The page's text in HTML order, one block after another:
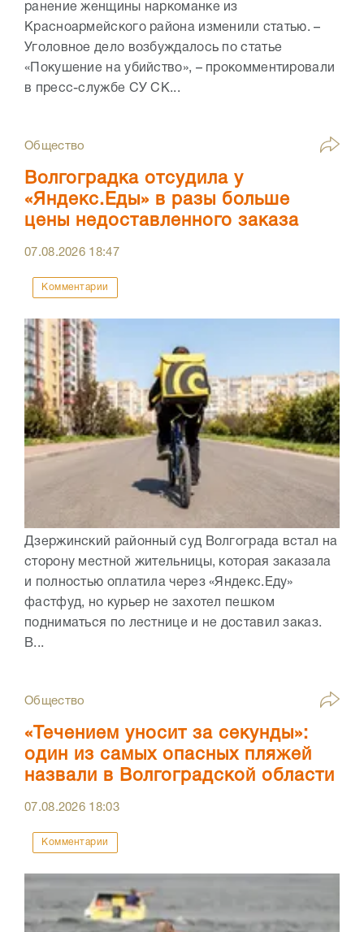
ранение женщины наркоманке из
Красноармейского района изменили статью. –
Уголовное дело возбуждалось по статье
«Покушение на убийство», – прокомментировали
в пресс-службе СУ СК...
Общество
Волгоградка отсудила у
«Яндекс.Еды» в разы больше
цены недоставленного заказа
07.08.2026 18:47
Комментарии
Дзержинский районный суд Волгограда встал на
сторону местной жительницы, которая заказала
и полностью оплатила через «Яндекс.Еду»
фастфуд, но курьер не захотел пешком
подниматься по лестнице и не доставил заказ.
В...
Общество
«Течением уносит за секунды»:
один из самых опасных пляжей
назвали в Волгоградской области
07.08.2026 18:03
Комментарии